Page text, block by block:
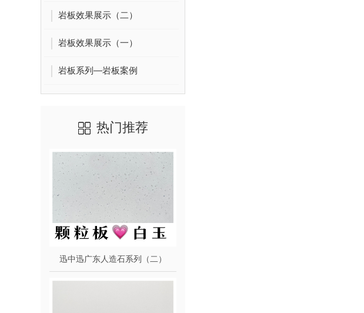
岩板效果展示（二）
岩板效果展示（一）
岩板系列—岩板案例
热门推荐
迅中迅广东人造石系列（二）